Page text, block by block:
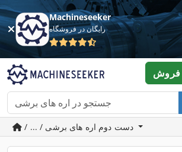
Machineseeker
رایگان در فروشگاه
فروش